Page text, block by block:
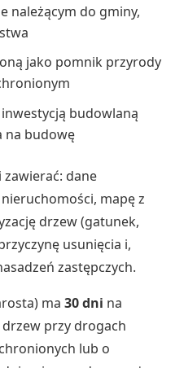
należącym do gminy,
jako pomnik przyrody
budowlaną
na budowę
dane
mapę z
drzew (gatunek,
usunięcia i,
zastępczych.
ma 30 dni na
przy drogach
lub o